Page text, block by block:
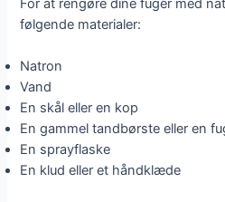
For at rengøre dine fuger med
følgende materialer:
Natron
Vand
En skål eller en kop
En gammel tandbørste eller en
En sprayflaske
En klud eller et håndklæde